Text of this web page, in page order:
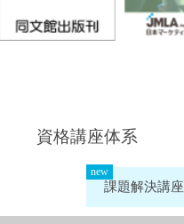
資格講座体系
課題解決講座